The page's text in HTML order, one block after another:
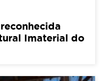
Imaterial do